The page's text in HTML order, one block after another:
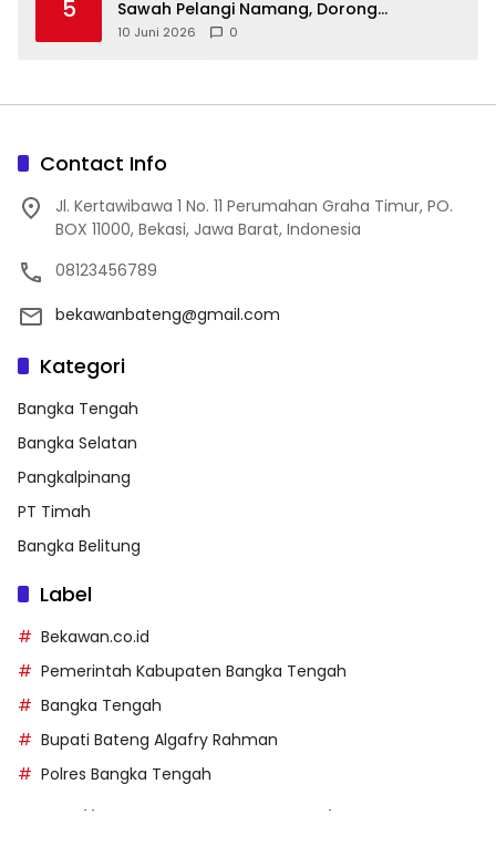
5
Sawah Pelangi Namang, Dorong
10 Juni 2026 0
Contact Info
Jl. Kertawibawa 1 No. 11 Perumahan Graha Timur, PO.
BOX 11000, Bekasi, Jawa Barat, Indonesia
08123456789
bekawanbateng@gmail.com
Kategori
Bangka Tengah
Bangka Selatan
Pangkalpinang
PT Timah
Bangka Belitung
Label
Bekawan.co.id
Pemerintah Kabupaten Bangka Tengah
Bangka Tengah
Bupati Bateng Algafry Rahman
Polres Bangka Tengah